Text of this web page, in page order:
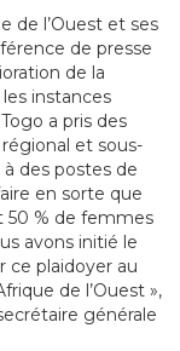
de l’Ouest et ses
de presse
de la
instances
a pris des
et sous-
des postes de
en sorte que
50 % de femmes
avons initié le
ce plaidoyer au
de l’Ouest »,
générale